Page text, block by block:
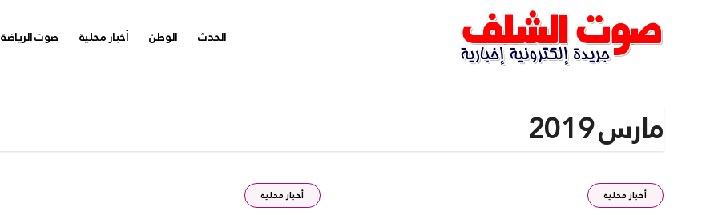
content
الحدث الوطن أخبار محلية صوت الرياضة
مارس 2019
أخبار محلية أخبار محلية